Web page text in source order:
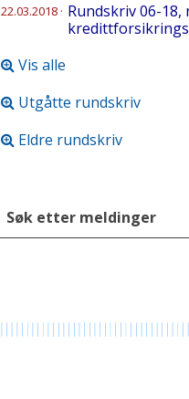
22.03.2018 · Rundskriv 06-18,
Vis alle
Utgåtte rundskriv
Eldre rundskriv